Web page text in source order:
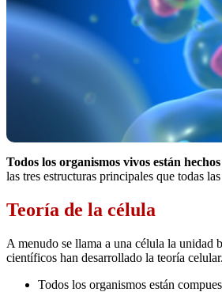
Todos los organismos vivos están
las tres estructuras principales que todas
Teoría de la célula
A menudo se llama a una célula la unidad
científicos han desarrollado la teoría
Todos los organismos están